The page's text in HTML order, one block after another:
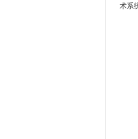
术系